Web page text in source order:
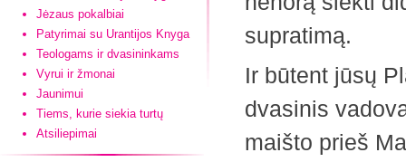
Jėzaus pokalbiai
Patyrimai su Urantijos Knyga
Teologams ir dvasininkams
Vyrui ir žmonai
Jaunimui
Tiems, kurie siekia turtų
Atsiliepimai
supratimą.
Ir būtent jūsų
dvasinis
maišto prieš